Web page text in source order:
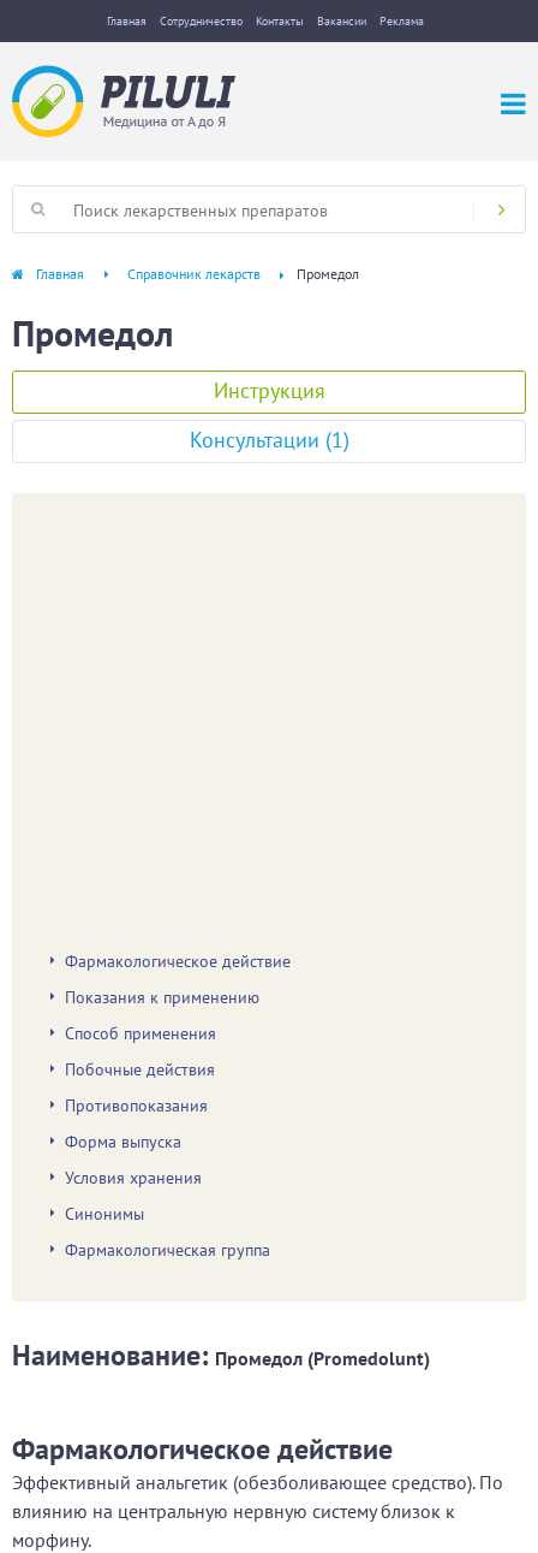
Главная Сотрудничество Контакты Вакансии Реклама
Главная Справочник лекарств Промедол
Промедол
Инструкция
Консультации (1)
Фармакологическое действие
Показания к применению
Способ применения
Побочные действия
Противопоказания
Форма выпуска
Условия хранения
Синонимы
Фармакологическая группа
Наименование: Промедол (Promedolunt)
Фармакологическое действие
Эффективный анальгетик (обезболивающее средство). По
влиянию на центральную нервную систему близок к
морфину.